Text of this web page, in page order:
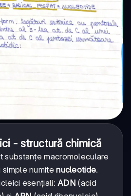
- structură chimică
substanțe macromoleculare
simple numitenucleotide.
esențiali: ADN (acid